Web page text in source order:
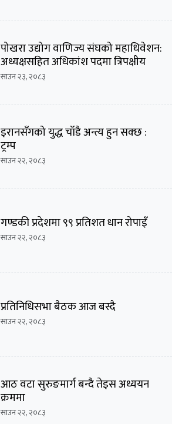
पोखरा उद्योग वाणिज्य संघको महाधिवेशन:
अध्यक्षसहित अधिकांश पदमा त्रिपक्षीय
भिडन्तको सम्भावना
साउन २३, २०८३
इरानसँगको युद्ध चाँडै अन्त्य हुन सक्छ :
ट्रम्प
साउन २२, २०८३
गण्डकी प्रदेशमा ९९ प्रतिशत धान रोपाइँ
साउन २२, २०८३
प्रतिनिधिसभा बैठक आज बस्दै
साउन २२, २०८३
आठ वटा सुरुङमार्ग बन्दै तेइस अध्ययन
क्रममा
साउन २२, २०८३